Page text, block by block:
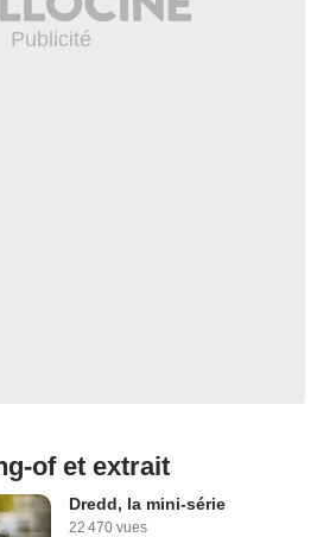
of et extrait
Dredd, la mini-série
22 470 vues